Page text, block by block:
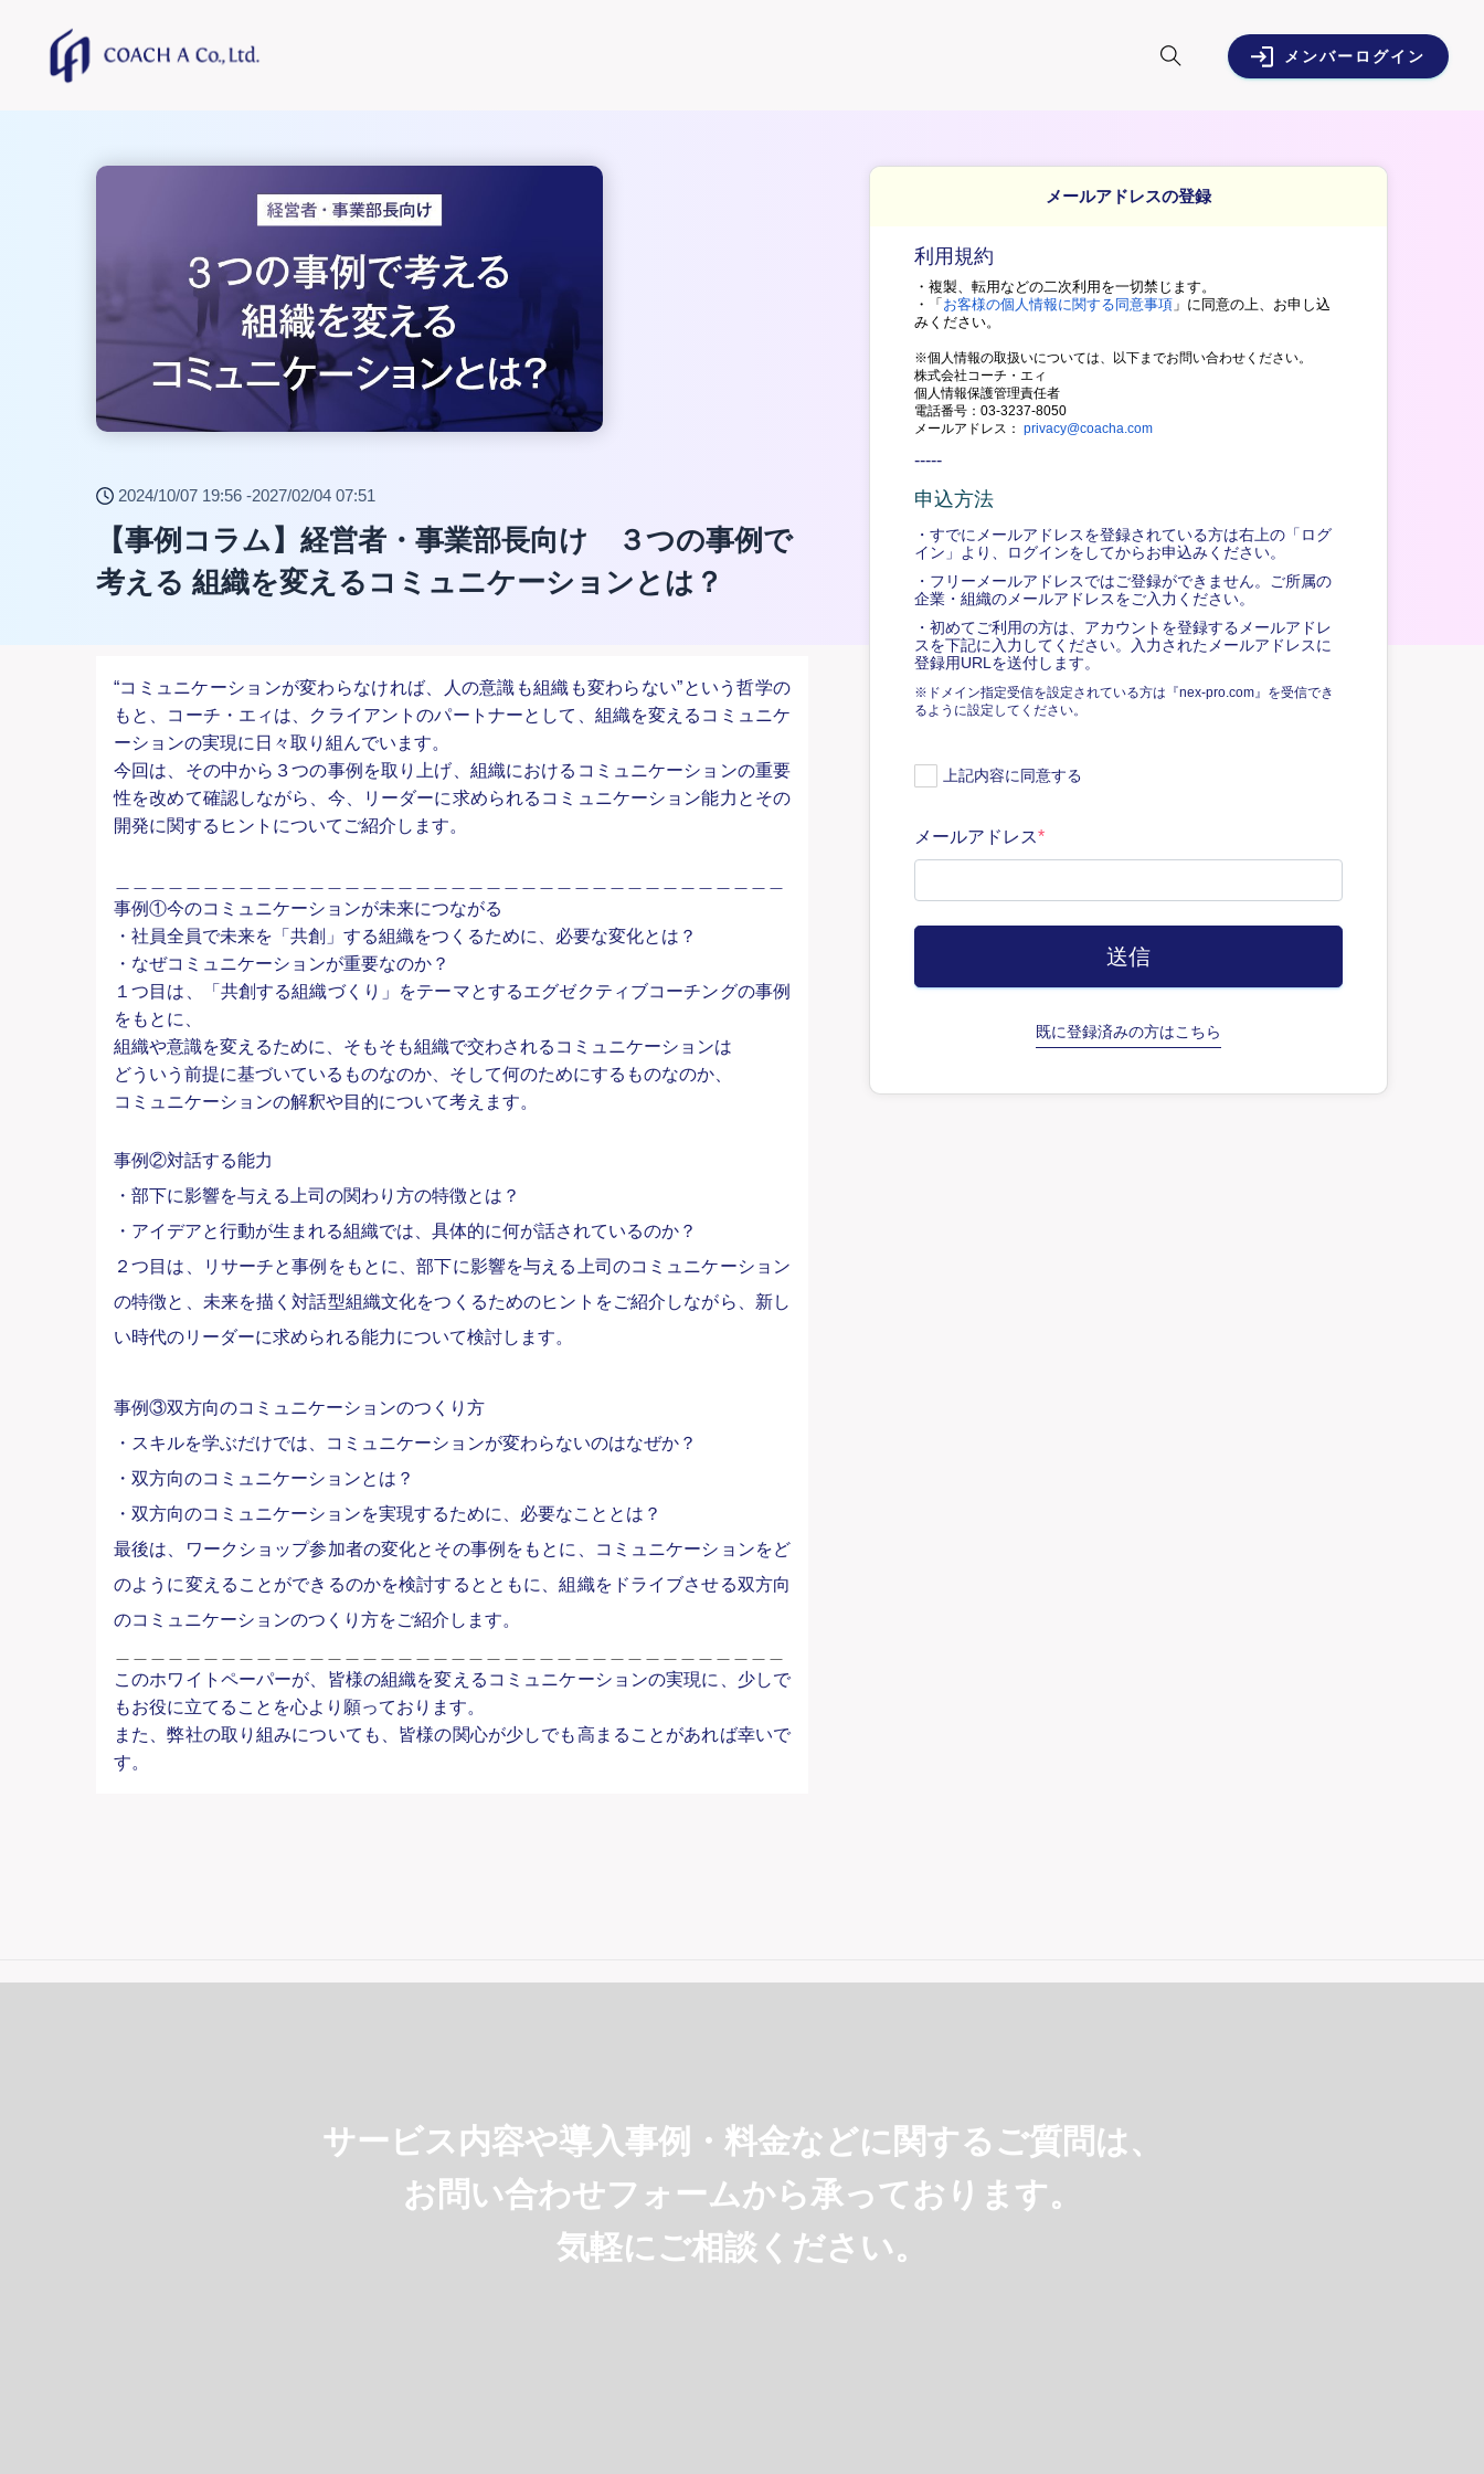
メンバーログイン
トップページ
2024/10/07 19:56 -2027/02/04 07:51
【事例コラム】経営者・事業部長向け ３つの事例で
考える 組織を変えるコミュニケーションとは？
“コミュニケーションが変わらなければ、人の意識も組織も変わらない”という哲学の
もと、コーチ・エィは、クライアントのパートナーとして、組織を変えるコミュニケ
ーションの実現に日々取り組んでいます。
今回は、その中から３つの事例を取り上げ、組織におけるコミュニケーションの重要
性を改めて確認しながら、今、リーダーに求められるコミュニケーション能力とその
開発に関するヒントについてご紹介します。
事例①今のコミュニケーションが未来につながる
・社員全員で未来を「共創」する組織をつくるために、必要な変化とは？
・なぜコミュニケーションが重要なのか？
１つ目は、「共創する組織づくり」をテーマとするエグゼクティブコーチングの事例
をもとに、
組織や意識を変えるために、そもそも組織で交わされるコミュニケーションは
どういう前提に基づいているものなのか、そして何のためにするものなのか、
コミュニケーションの解釈や目的について考えます。
事例②対話する能力
・部下に影響を与える上司の関わり方の特徴とは？
・アイデアと行動が生まれる組織では、具体的に何が話されているのか？
２つ目は、リサーチと事例をもとに、部下に影響を与える上司のコミュニケーション
の特徴と、 未来を描く対話型組織文化をつくるためのヒントをご紹介しながら、 新し
い時代のリーダーに求められる能力について検討します。
事例③双方向のコミュニケーションのつくり方
・スキルを学ぶだけでは、コミュニケーションが変わらないのはなぜか？
・双方向のコミュニケーションとは？
・双方向のコミュニケーションを実現するために、必要なこととは？
最後は、ワークショップ参加者の変化とその事例をもとに、コミュニケーションをど
のように変えることができるのかを検討するとともに、組織をドライブさせる双方向
のコミュニケーションのつくり方をご紹介します。
このホワイトペーパーが、皆様の組織を変えるコミュニケーションの実現に、少しで
もお役に立てることを心より願っております。
また、弊社の取り組みについても、皆様の関心が少しでも高まることがあれば幸いで
す。
メールアドレスの登録
利用規約
・複製、転用などの二次利用を一切禁じます。
・「 お客様の個人情報に関する同意事項 」に同意の上、 お申し込
みください。
※個人情報の取扱いについては、以下までお問い合わせください。
株式会社コーチ・エィ
個人情報保護管理責任者
電話番号：03-3237-8050
メールアドレス： privacy@coacha.com
-----
申込方法
・すでにメールアドレスを登録されている方は右上の「ログ
イン」より、ログインをしてからお申込みください。
・フリーメールアドレスではご登録ができません。ご所属の
企業・組織のメールアドレスをご入力ください。
・初めてご利用の方は、アカウントを登録するメールアドレ
スを下記に入力してください。入力されたメールアドレスに
登録用URLを送付します。
※ドメイン指定受信を設定されている方は『nex-pro.com』を受信でき
るように設定してください。
上記内容に同意する
メールアドレス*
既に登録済みの方はこちら
サービス内容や導入事例・料金などに 関するご質問は、
お問い合わせフォームから承っております。
気軽にご相談ください。